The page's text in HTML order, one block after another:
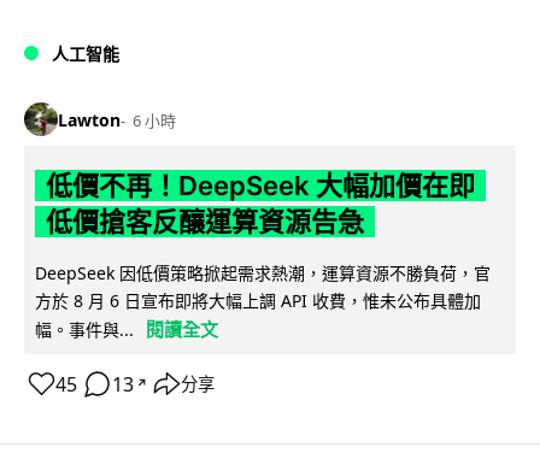
人工智能
Lawton 6 小時
低價不再！DeepSeek 大幅加價在即
低價搶客反釀運算資源告急
DeepSeek 因低價策略掀起需求熱潮，運算資源不勝負荷，官
方於 8 月 6 日宣布即將大幅上調 API 收費，惟未公布具體加
幅。事件與...
閱讀全文
45 13 ↗ 分享